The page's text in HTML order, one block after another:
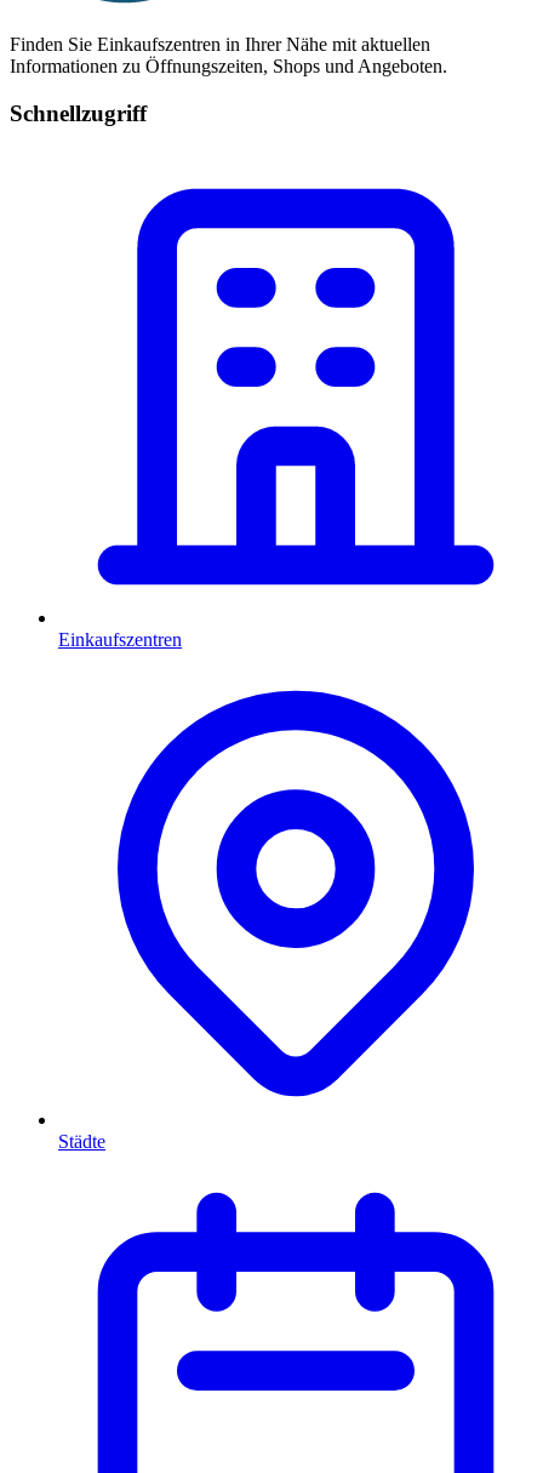
Finden Sie Einkaufszentren in Ihrer Nähe mit aktuellen
Informationen zu Öffnungszeiten, Shops und Angeboten.
Schnellzugriff
Einkaufszentren
Städte